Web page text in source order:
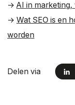
→ AI in
→ Wat SEO is en
worden
Delen via